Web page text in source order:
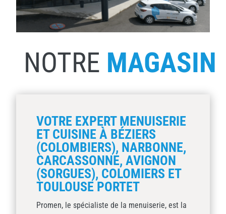
NOTRE MAGASIN
VOTRE EXPERT MENUISERIE
ET CUISINE À BÉZIERS
(COLOMBIERS), NARBONNE,
CARCASSONNE, AVIGNON
(SORGUES), COLOMIERS ET
TOULOUSE PORTET
Promen, le spécialiste de la menuiserie, est la